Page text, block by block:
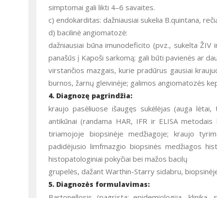
simptomai gali likti 4–6 savaites.
c) endokarditas: dažniausiai sukelia B.quintana,
d) bacilinė angiomatozė:
dažniausiai būna imunodeficito (pvz., sukelta
panašūs į Kapoši sarkomą; gali būti pavienės ar
virstančios mazgais, kurie pradūrus gausiai
burnos, žarnų gleivinėje; galimos angiomatozės
4. Diagnozę pagrindžia:
kraujo pasėliuose išaugęs sukėlėjas (auga
antikūnai (randama HAR, IFR ir ELISA
tiriamojoje biopsinėje medžiagoje; kraujo
padidėjusio limfmazgio biopsinės medžiagos
histopatologiniai pokyčiai bei mažos bacilų
grupelės, dažant Warthin-Starry sidabru,
5. Diagnozės formulavimas: